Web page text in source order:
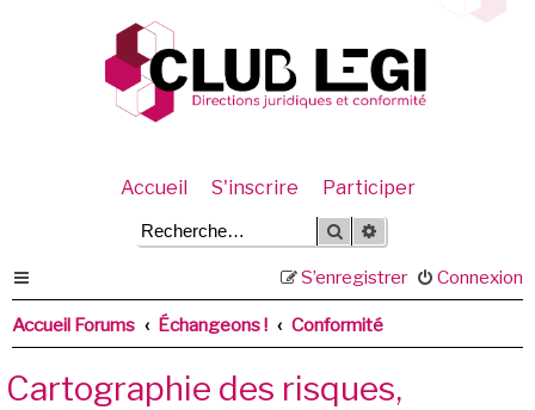
Accueil S'inscrire Participer
Rechercher
Connexion
S’enregistrer
Accueil Forums Échangeons ! Conformité
Cartographie des risques,